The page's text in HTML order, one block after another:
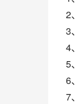
2、
3、
4、
5、
6、
7、